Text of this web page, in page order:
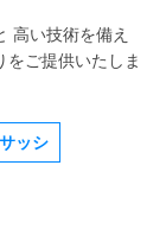
高い技術を備え
をご提供いたしま
ッシ